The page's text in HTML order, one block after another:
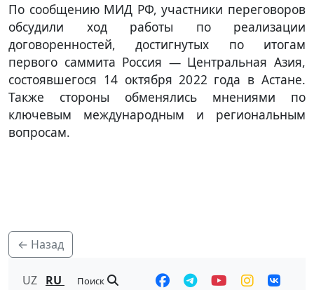
По сообщению МИД РФ, участники переговоров
обсудили ход работы по реализации
договоренностей, достигнутых по итогам
первого саммита Россия — Центральная Азия,
состоявшегося 14 октября 2022 года в Астане.
Также стороны обменялись мнениями по
ключевым международным и региональным
вопросам.
← Назад
UZ RU Поиск